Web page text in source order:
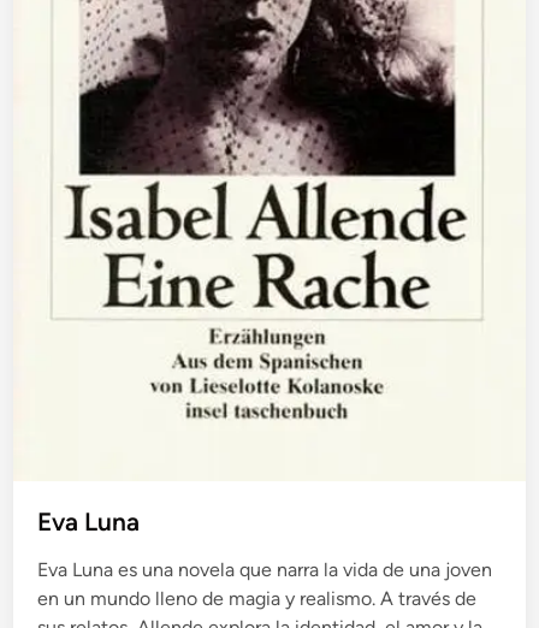
Eva Luna
Eva Luna es una novela que narra la vida de una joven
en un mundo lleno de magia y realismo. A través de